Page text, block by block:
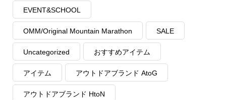
EVENT&SCHOOL
OMM/Original Mountain Marathon SALE
Uncategorized おすすめアイテム
アイテム アウトドアブランド AtoG
アウトドアブランド HtoN